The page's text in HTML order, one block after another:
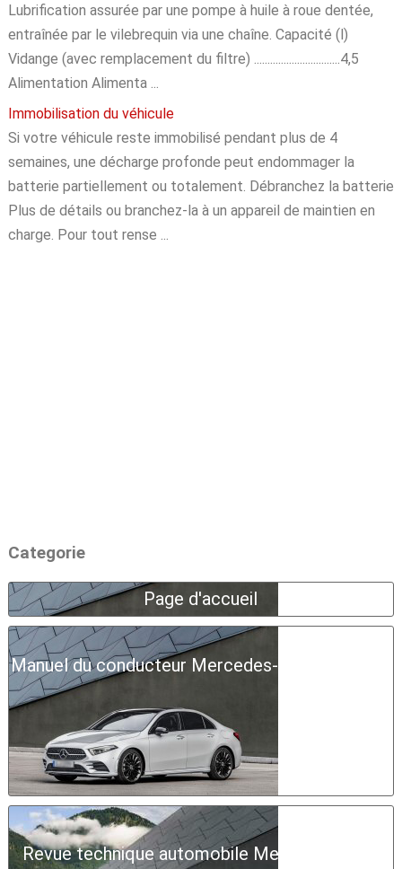
Lubrification assurée par une pompe à huile à roue dentée,
entraînée par le vilebrequin via une chaîne. Capacité (l)
Vidange (avec remplacement du filtre) ................................4,5
Alimentation Alimenta ...
Immobilisation du véhicule
Si votre véhicule reste immobilisé pendant plus de 4
semaines, une décharge profonde peut endommager la
batterie partiellement ou totalement. Débranchez la batterie
Plus de détails ou branchez-la à un appareil de maintien en
charge. Pour tout rense ...
Categorie
Page d'accueil
Manuel du conducteur Mercedes-Benz Classe A
Revue technique automobile Mercedes-Benz